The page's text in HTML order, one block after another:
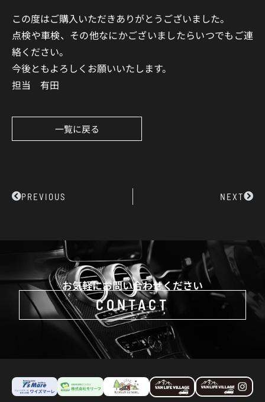
この度はご購入いただきありがとうございました。
点検や車検、その他なにかございましたらいつでもご連
絡ください。
今後ともよろしくお願いいたします。
担当 有田
一覧に戻る
PrevPREVIOUS NEXTNext
お気軽にお問い合わせください
CONTACT